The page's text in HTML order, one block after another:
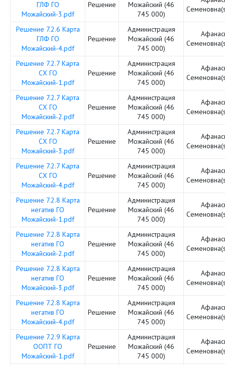
ГЛФ ГО
Можайский-3.pdf
Решение
Можайский (46
745 000)
Решение 7.2.6 Карта
ГЛФ ГО
Можайский-4.pdf
Решение
Администрация
Можайский (46
745 000)
Решение 7.2.7 Карта
СХ ГО
Можайский-1.pdf
Решение
Администрация
Можайский (46
745 000)
Решение 7.2.7 Карта
СХ ГО
Можайский-2.pdf
Решение
Администрация
Можайский (46
745 000)
Решение 7.2.7 Карта
СХ ГО
Можайский-3.pdf
Решение
Администрация
Можайский (46
745 000)
Решение 7.2.7 Карта
СХ ГО
Можайский-4.pdf
Решение
Администрация
Можайский (46
745 000)
Решение 7.2.8 Карта
негатив ГО
Можайский-1.pdf
Решение
Администрация
Можайский (46
745 000)
Решение 7.2.8 Карта
негатив ГО
Можайский-2.pdf
Решение
Администрация
Можайский (46
745 000)
Решение 7.2.8 Карта
негатив ГО
Можайский-3.pdf
Решение
Администрация
Можайский (46
745 000)
Решение 7.2.8 Карта
негатив ГО
Можайский-4.pdf
Решение
Администрация
Можайский (46
745 000)
Решение 7.2.9 Карта
ООПТ ГО
Можайский-1.pdf
Решение
Администрация
Можайский (46
745 000)